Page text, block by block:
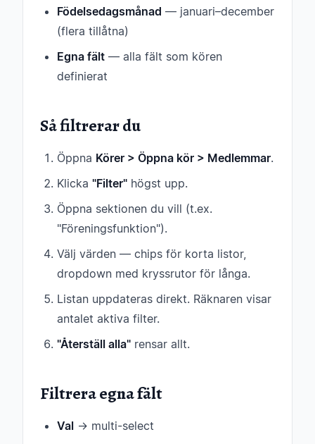
Födelsedagsmånad — januari–december
(flera tillåtna)
Egna fält — alla fält som kören
definierat
Så filtrerar du
Öppna Körer > Öppna kör > Medlemmar.
Klicka "Filter" högst upp.
Öppna sektionen du vill (t.ex.
"Föreningsfunktion").
Välj värden — chips för korta listor,
dropdown med kryssrutor för långa.
Listan uppdateras direkt. Räknaren visar
antalet aktiva filter.
"Återställ alla" rensar allt.
Filtrera egna fält
Val → multi-select